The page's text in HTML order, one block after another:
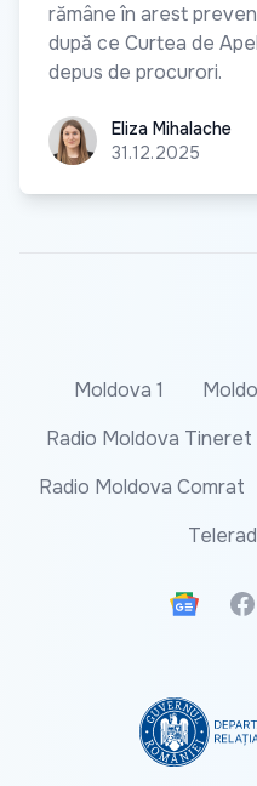
rămâne în arest
după ce Curtea de
depus de procurori.
Eliza Mihalache
Eliza Mihalache
31.12.2025
Moldova 1
Radio Moldova Tineret
Radio Moldova Comrat
Google